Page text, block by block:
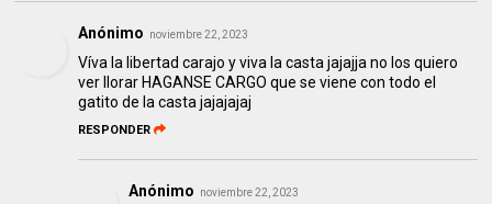
Anónimo noviembre 22, 2023
Víva la libertad carajo y viva la casta jajajja no los quiero
ver llorar HAGANSE CARGO que se viene con todo el
gatito de la casta jajajajaj
RESPONDER
Anónimo noviembre 22, 2023